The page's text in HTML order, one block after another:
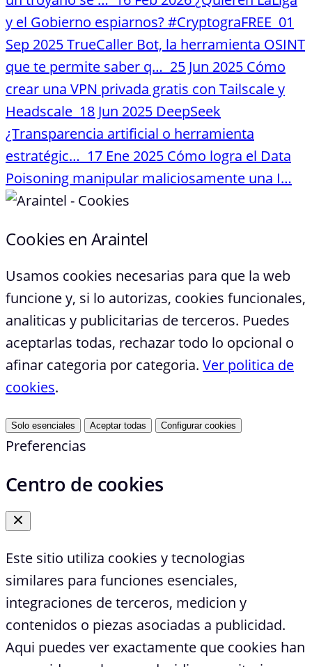
y el Gobierno espiarnos? #CryptograFREE 01
Sep 2025TrueCaller Bot, la herramienta OSINT
que te permite saber q… 25 Jun 2025 Cómo
crear una VPN privada gratis con Tailscale y
Headscale 18 Jun 2025 DeepSeek
¿Transparencia artificial o herramienta
estratégic… 17 Ene 2025 Cómo logra el Data
Poisoning manipular maliciosamente una I…
Cookies en Araintel
Usamos cookies necesarias para que la web
funcione y, si lo autorizas, cookies funcionales,
analiticas y publicitarias de terceros. Puedes
aceptarlas todas, rechazar todo lo opcional o
afinar categoria por categoria. Ver politica de
cookies.
Solo esenciales Aceptar todas Configurar cookies
Preferencias
Centro de cookies
Este sitio utiliza cookies y tecnologias
similares para funciones esenciales,
integraciones de terceros, medicion y
contenidos o piezas asociadas a publicidad.
Aqui puedes ver exactamente que cookies han